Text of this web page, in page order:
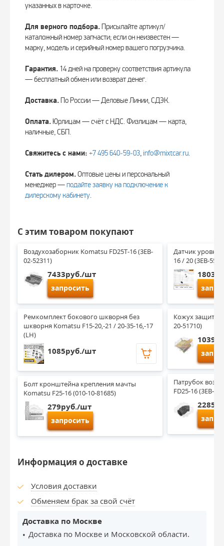
указанных в карточке.
Для верного подбора.Присылайте артикул/
каталожный номер запчасти; если он неизвестен —
марку, модель и серийный номер вашего погрузчика.
Гарантия. 14 дней на проверку соответствия артикула
— бесплатный обмен или возврат денег.
Доставка.По России — Деловые Линии, СДЭК.
Оплата. Юрлицам — счёт с НДС. Физлицам — карта,
наличные, СБП.
Свяжитесь с нами: +7 495 640‑59‑03, info@mixtcar.ru.
Стать дилером.Оптовые цены и персональный
менеджер —подайте заявку на подключение к
дилерскому кабинету.
С этим товаром покупают
Воздухозаборник Komatsu FD25T-16 (3EB-
02-52311)
7433руб./шт
запросить
Ремкомплект бокового шкворня без
шкворня Komatsu F15-20,-21 / 20-35-16,-17
(LH)
1085руб./шт
Болт кронштейна крепления мачты
Komatsu F25-16 (010-10-81685)
279руб./шт
запросить
Датчик уровня
16 / 20 (3EB-55-
Кожух
20-51710)
Патрубок
FD25-16 (3EB-
Информация о доставке
Условия доставки
Обменяем брак за свой счёт
Доставка по Москве
Доставка по Москве и Московской области.